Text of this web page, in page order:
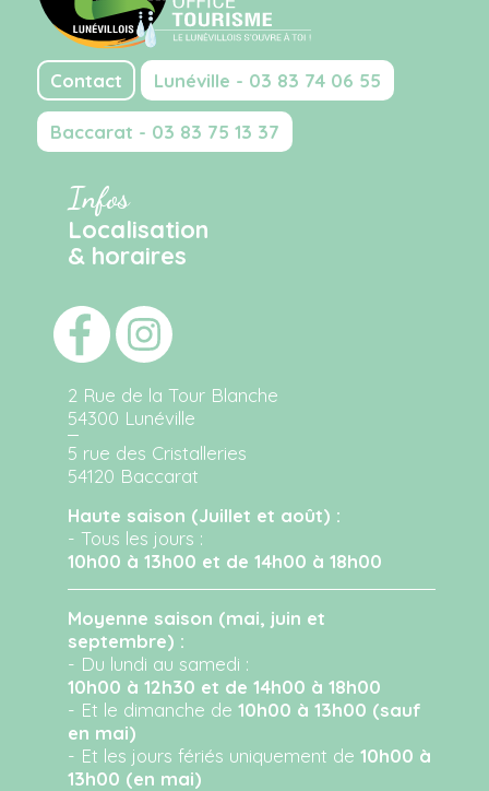
Contact Lunéville - 03 83 74 06 55
Baccarat - 03 83 75 13 37
Infos
Localisation
& horaires
2 Rue de la Tour Blanche
54300 Lunéville
5 rue des Cristalleries
54120 Baccarat
Haute saison (Juillet et août) :
- Tous les jours :
10h00 à 13h00 et de 14h00 à 18h00
Moyenne saison (mai, juin et
septembre) :
- Du lundi au samedi :
10h00 à 12h30 et de 14h00 à 18h00
- Et le dimanche de10h00 à 13h00 (sauf
en mai)
- Et les jours fériés uniquement de10h00 à
13h00 (en mai)